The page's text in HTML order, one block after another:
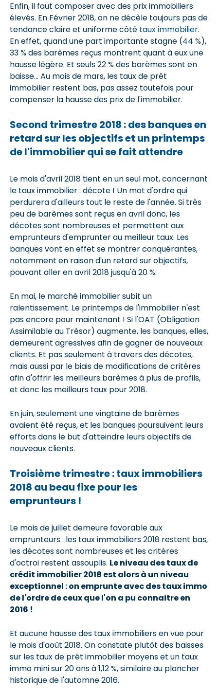
Enfin, il faut composer avec des prix immobiliers
élevés. En Février 2018, on ne décèle toujours pas de
tendance claire et uniforme côté taux immobilier.
En effet, quand une part importante stagne (44 %),
33 % des barèmes reçus montrent quant à eux une
hausse légère. Et seuls 22 % des barèmes sont en
baisse... Au mois de mars, les taux de prêt
immobilier restent bas, pas assez toutefois pour
compenser la hausse des prix de l'immobilier.
Second trimestre 2018 : des banques en
retard sur les objectifs et un printemps
de l'immobilier qui se fait attendre
Le mois d'avril 2018 tient en un seul mot, concernant
le taux immobilier : décote ! Un mot d'ordre qui
perdurera d'ailleurs tout le reste de l'année. Si très
peu de barèmes sont reçus en avril donc, les
décotes sont nombreuses et permettent aux
emprunteurs d'emprunter au meilleur taux. Les
banques vont en effet se montrer conquérantes,
notamment en raison d'un retard sur objectifs,
pouvant aller en avril 2018 jusqu'à 20 %.
En mai, le marché immobilier subit un
ralentissement. Le printemps de l'immobilier n'est
pas encore pour maintenant ! Si l'OAT (Obligation
Assimilable au Trésor) augmente, les banques, elles,
demeurent agressives afin de gagner de nouveaux
clients. Et pas seulement à travers des décotes,
mais aussi par le biais de modifications de critères
afin d'offrir les meilleurs barèmes à plus de profils,
et donc les meilleurs taux pour 2018.
En juin, seulement une vingtaine de barèmes
avaient été reçus, et les banques poursuivent leurs
efforts dans le but d'atteindre leurs objectifs de
nouveaux clients.
Troisième trimestre : taux immobiliers
2018 au beau fixe pour les
emprunteurs !
Le mois de juillet demeure favorable aux
emprunteurs : les taux immobiliers 2018 restent bas,
les décotes sont nombreuses et les critères
d'octroi restent assouplis. Le niveau des taux de
crédit immobilier 2018 est alors à un niveau
exceptionnel : on emprunte avec des taux immo
de l'ordre de ceux que l'on a pu connaitre en
2016 !
Et aucune hausse des taux immobiliers en vue pour
le mois d'août 2018. On constate plutôt des baisses
sur les taux de prêt immobilier moyens et un taux
immo mini sur 20 ans à 1,12 %, similaire au plancher
historique de l'automne 2016.